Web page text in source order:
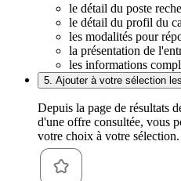
le détail du poste
le détail du profil du
les modalités pour
la présentation de
les informations
5. Ajouter à votre sélection
Depuis la page de résultats
d'une offre consultée, vous
votre choix à votre